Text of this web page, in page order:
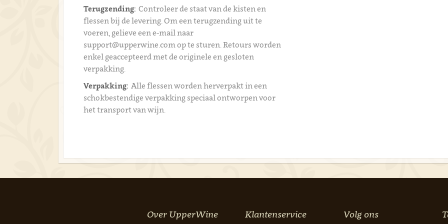
Terugzending: Controleer de staat van de kisten en
flessen bij de levering. Om een terugzending uit te
voeren, gelieve een e-mail naar
support@upperwine.com op te sturen. Retours worden
enkel geaccepteerd met de originele en gesloten
verpakking.
Verpakking: Alle flessen worden herverpakt in een
schokbestendige verpakking speciaal ontworpen voor
het transport van wijn.
Over UpperWine Klantenservice Volg ons